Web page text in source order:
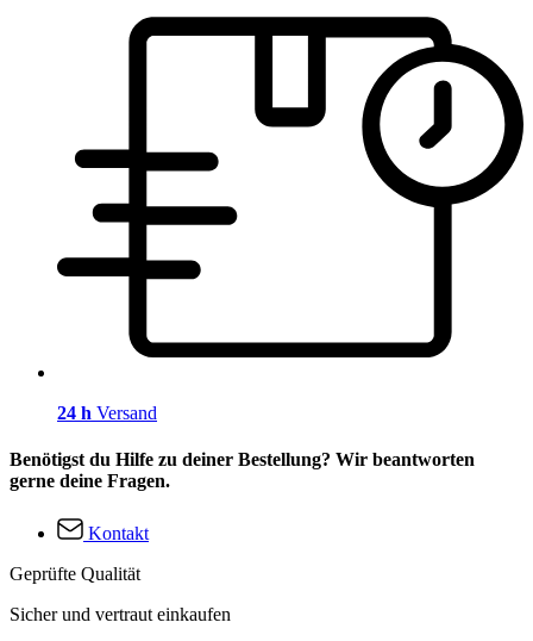
24 h Versand
Benötigst du Hilfe zu deiner Bestellung? Wir beantworten
gerne deine Fragen.
Kontakt
Geprüfte Qualität
Sicher und vertraut einkaufen